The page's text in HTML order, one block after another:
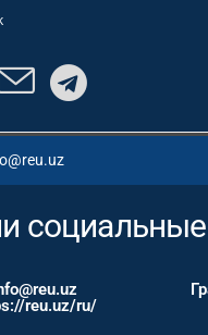
социальные
reu.uz/ru/